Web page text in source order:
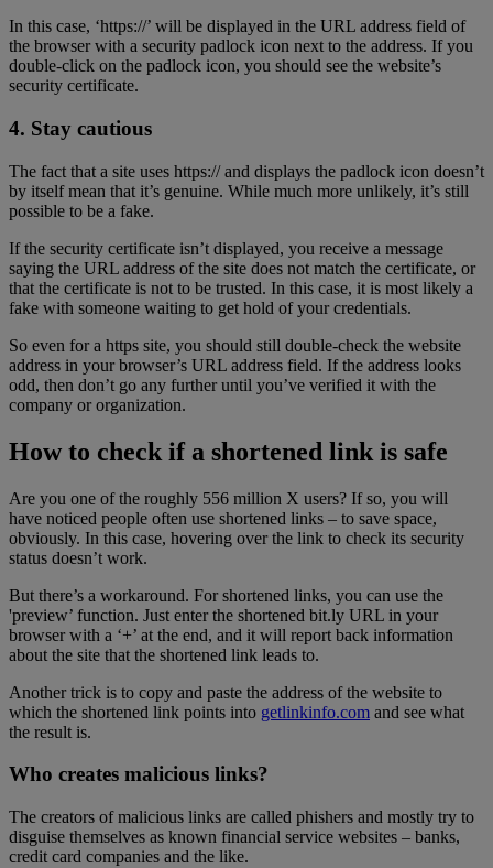
In this case, ‘https://’ will be displayed in the URL address field of
the browser with a security padlock icon next to the address. If you
double-click on the padlock icon, you should see the website’s
security certificate.
4. Stay cautious
The fact that a site uses https:// and displays the padlock icon doesn’t
by itself mean that it’s genuine. While much more unlikely, it’s still
possible to be a fake.
If the security certificate isn’t displayed, you receive a message
saying the URL address of the site does not match the certificate, or
that the certificate is not to be trusted. In this case, it is most likely a
fake with someone waiting to get hold of your credentials.
So even for a https site, you should still double-check the website
address in your browser’s URL address field. If the address looks
odd, then don’t go any further until you’ve verified it with the
company or organization.
How to check if a shortened link is safe
Are you one of the roughly 556 million X users? If so, you will
have noticed people often use shortened links – to save space,
obviously. In this case, hovering over the link to check its security
status doesn’t work.
But there’s a workaround. For shortened links, you can use the
'preview’ function. Just enter the shortened bit.ly URL in your
browser with a ‘+’ at the end, and it will report back information
about the site that the shortened link leads to.
Another trick is to copy and paste the address of the website to
which the shortened link points into getlinkinfo.com and see what
the result is.
Who creates malicious links?
The creators of malicious links are called phishers and mostly try to
disguise themselves as known financial service websites – banks,
credit card companies and the like.